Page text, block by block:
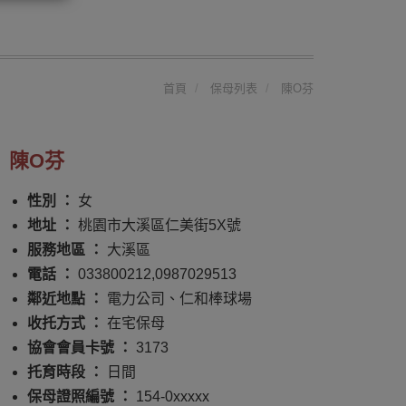
首頁 保母列表 陳O芬
陳O芬
性別 ：
女
地址 ： 桃園市大溪區仁美街5X號
服務地區 ：
大溪區
電話 ： 033800212,0987029513
鄰近地點 ：
電力公司、仁和棒球場
收托方式 ： 在宅保母
協會會員卡號 ： 3173
托育時段 ：
日間
保母證照編號 ：
154-0xxxxx